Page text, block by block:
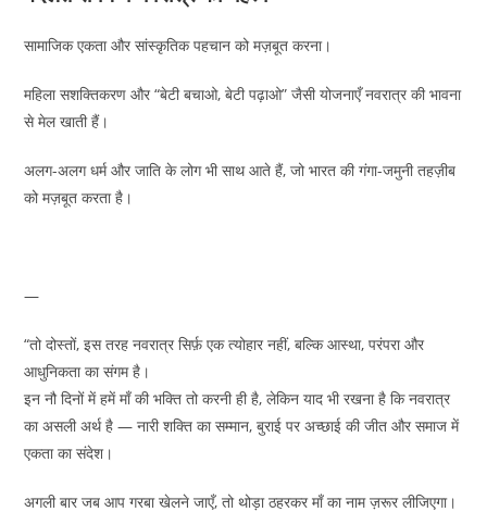
सामाजिक एकता और सांस्कृतिक पहचान को मज़बूत करना।
महिला सशक्तिकरण और “बेटी बचाओ, बेटी पढ़ाओ” जैसी योजनाएँ नवरात्र की भावना
से मेल खाती हैं।
अलग-अलग धर्म और जाति के लोग भी साथ आते हैं, जो भारत की गंगा-जमुनी तहज़ीब
को मज़बूत करता है।
—
“तो दोस्तों, इस तरह नवरात्र सिर्फ़ एक त्योहार नहीं, बल्कि आस्था, परंपरा और
आधुनिकता का संगम है।
इन नौ दिनों में हमें माँ की भक्ति तो करनी ही है, लेकिन याद भी रखना है कि नवरात्र
का असली अर्थ है — नारी शक्ति का सम्मान, बुराई पर अच्छाई की जीत और समाज में
एकता का संदेश।
अगली बार जब आप गरबा खेलने जाएँ, तो थोड़ा ठहरकर माँ का नाम ज़रूर लीजिएगा।